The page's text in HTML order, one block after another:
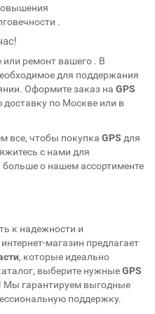
.
ремонт вашего . В
для поддержания
Оформите заказ на GPS
доставку по Москве или в
все, чтобы покупка GPS для
с нами для
о нашем ассортименте
к надежности и
магазин предлагает
, которые идеально
выберите нужныеGPS
Мы гарантируем выгодные
поддержку.